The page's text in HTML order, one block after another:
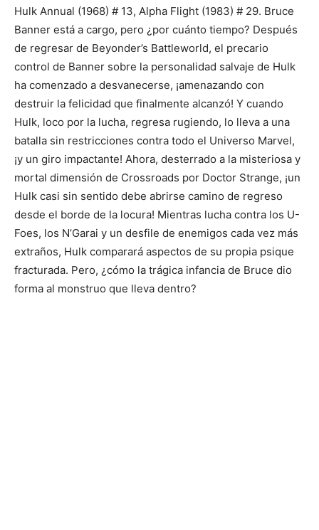
Hulk Annual (1968) # 13, Alpha Flight (1983) # 29. Bruce
Banner está a cargo, pero ¿por cuánto tiempo? Después
de regresar de Beyonder’s Battleworld, el precario
control de Banner sobre la personalidad salvaje de Hulk
ha comenzado a desvanecerse, ¡amenazando con
destruir la felicidad que finalmente alcanzó! Y cuando
Hulk, loco por la lucha, regresa rugiendo, lo lleva a una
batalla sin restricciones contra todo el Universo Marvel,
¡y un giro impactante! Ahora, desterrado a la misteriosa y
mortal dimensión de Crossroads por Doctor Strange, ¡un
Hulk casi sin sentido debe abrirse camino de regreso
desde el borde de la locura! Mientras lucha contra los U-
Foes, los N’Garai y un desfile de enemigos cada vez más
extraños, Hulk comparará aspectos de su propia psique
fracturada. Pero, ¿cómo la trágica infancia de Bruce dio
forma al monstruo que lleva dentro?